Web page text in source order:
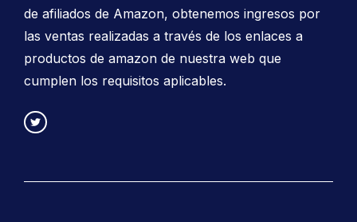
de afiliados de Amazon, obtenemos ingresos por
las ventas realizadas a través de los enlaces a
productos de amazon de nuestra web que
cumplen los requisitos aplicables.